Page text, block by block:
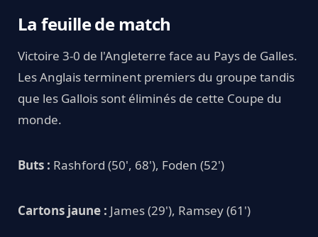
La feuille de match
Victoire 3-0 de l'Angleterre face au Pays de Galles.
Les Anglais terminent premiers du groupe tandis
que les Gallois sont éliminés de cette Coupe du
monde.
Buts : Rashford (50', 68'), Foden (52')
Cartons jaune : James (29'), Ramsey (61')